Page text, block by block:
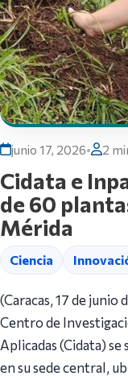
junio 17, 2026• 2
Cidata e
de 60
Mérida
Ciencia
(Caracas, 17 de junio
Centro de
Aplicadas (Cidata)
en su sede central,